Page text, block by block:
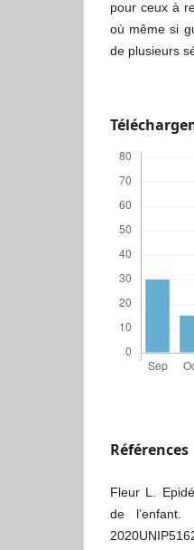
pour ceux à
où même si
de plusieurs
Références
Fleur L.
de l’enfant.